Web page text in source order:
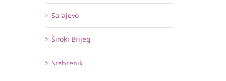
Sarajevo
Široki Brijeg
Srebrenik